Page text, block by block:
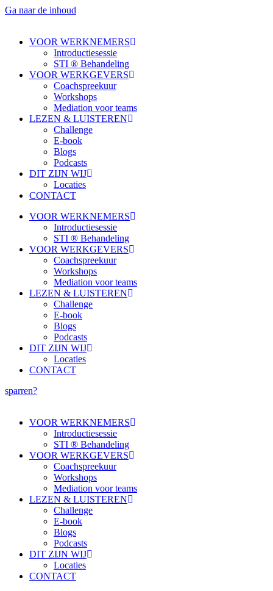
Ga naar de inhoud
VOOR WERKNEMERS
Introductiesessie
STI ® Behandeling
VOOR WERKGEVERS
Coachspreekuur
Workshops
Mediation voor teams
LEZEN & LUISTEREN
Challenge
E-book
Blogs
Podcasts
DIT ZIJN WIJ
Locaties
CONTACT
VOOR WERKNEMERS
Introductiesessie
STI ® Behandeling
VOOR WERKGEVERS
Coachspreekuur
Workshops
Mediation voor teams
LEZEN & LUISTEREN
Challenge
E-book
Blogs
Podcasts
DIT ZIJN WIJ
Locaties
CONTACT
sparren?
VOOR WERKNEMERS
Introductiesessie
STI ® Behandeling
VOOR WERKGEVERS
Coachspreekuur
Workshops
Mediation voor teams
LEZEN & LUISTEREN
Challenge
E-book
Blogs
Podcasts
DIT ZIJN WIJ
Locaties
CONTACT